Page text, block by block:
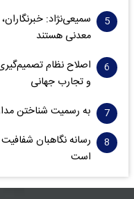
سمیعی‌نژاد:
معدنی هستند
اصلاح نظام
و تجارب جهانی
به رسمیت شناختن
رسانه نگاهبان
است